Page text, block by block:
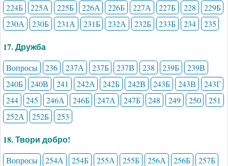
224Б
225А 225Б 226А 226Б 227А 227Б 228
229Б
230А
230Б 231А 231Б 232А 232Б 233Б 234 235
17. Дружба
Вопросы 236 237А 237Б 237В 238 239Б
239В
240Б
240В 241 242А 242Б 242В 243Б 243В
243Г
244
245 246А 246Б 247А 247Б 248 249 250
251
252А
252Б 253
18. Твори добро!
Вопросы 254А 254Б 255А 255Б 256А 256Б
257Б